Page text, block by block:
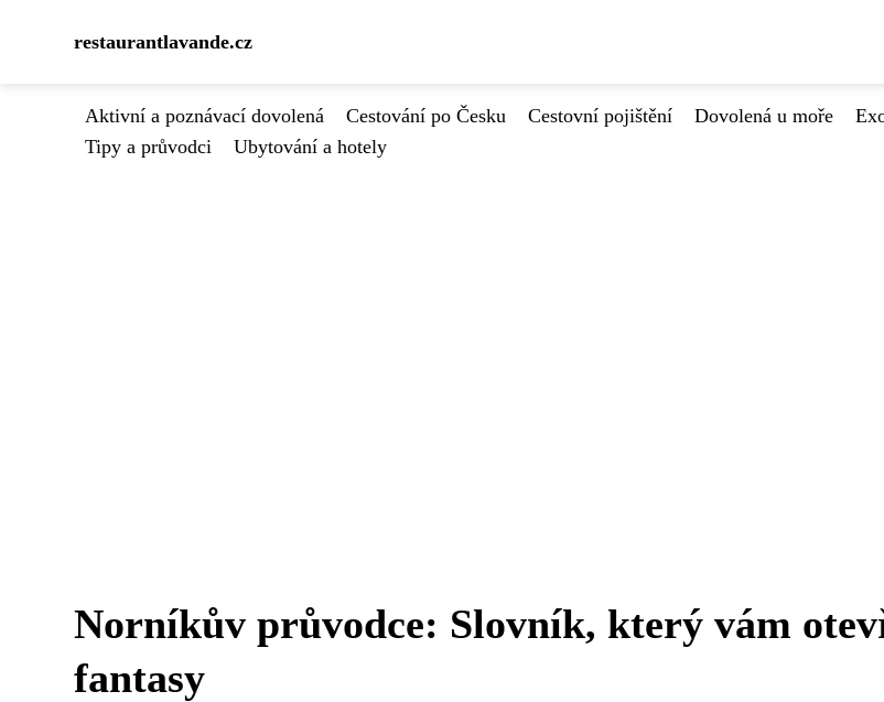
restaurantlavande.cz
Aktivní a poznávací dovolená Cestování po Česku Cestovní pojištění Dovolená u moře
Tipy a průvodci
Ubytování a hotely
Norníkův průvodce: Slovník, který vám
fantasy